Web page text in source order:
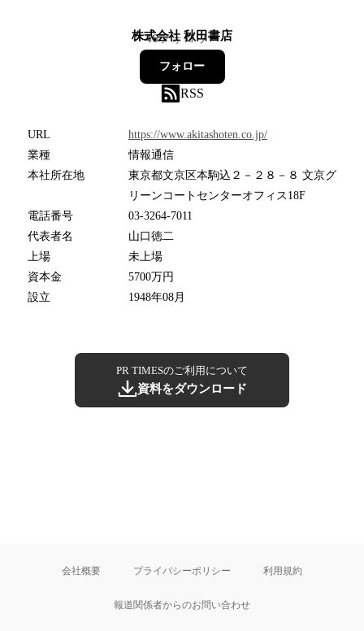
株式会社 秋田書店
46フォロワー
フォロー
RSS
URL
https://www.akitashoten.co.jp/
業種
情報通信
本社所在地
東京都文京区本駒込２－２８－８ 文京グ
リーンコートセンターオフィス18F
電話番号
03-3264-7011
代表者名
山口徳二
上場
未上場
資本金
5700万円
設立
1948年08月
PR TIMESのご利用について
資料をダウンロード
会社概要 プライバシーポリシー 利用規約
報道関係者からのお問い合わせ